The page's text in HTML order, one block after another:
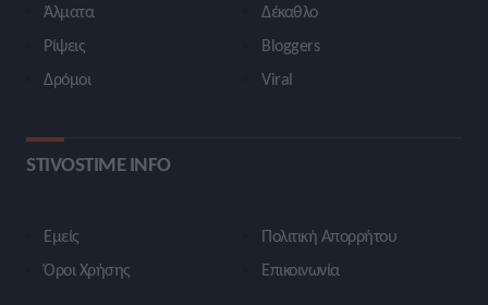
Άλματα
Ρίψεις
Δρόμοι
Δέκαθλο
Bloggers
Viral
STIVOSTIME INFO
Εμείς
Όροι Χρήσης
Πολιτική Απορρήτου
Επικοινωνία